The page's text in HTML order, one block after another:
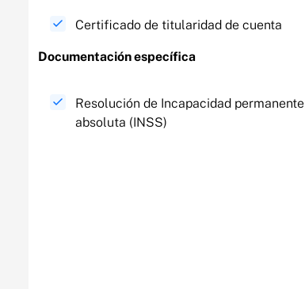
Certificado de titularidad de cuenta
Documentación específica​
Resolución de Incapacidad permanente
absoluta (INSS) ​